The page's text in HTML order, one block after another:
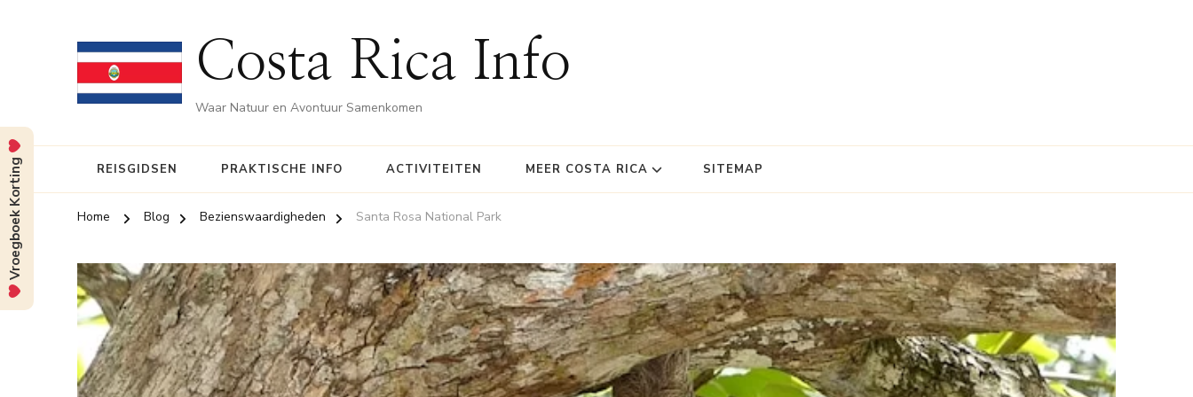
Costa Rica Info
Waar Natuur en Avontuur Samenkomen
REISGIDSEN PRAKTISCHE INFO ACTIVITEITEN MEER COSTA RICA SITEMAP
Home Blog Bezienswaardigheden Santa Rosa National Park
Vroegboek Korting